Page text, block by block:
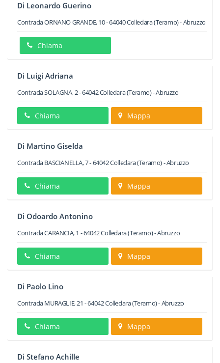
Di Leonardo Guerino
Contrada ORNANO GRANDE, 10-64040Colledara(Teramo) -Abruzzo
Chiama
Di Luigi Adriana
Contrada SOLAGNA, 2-64042Colledara(Teramo) -Abruzzo
Chiama Mappa
Di Martino Giselda
Contrada BASCIANELLA, 7-64042Colledara(Teramo) -Abruzzo
Chiama Mappa
Di Odoardo Antonino
Contrada CARANCIA, 1 -64042Colledara(Teramo) -Abruzzo
Chiama Mappa
Di Paolo Lino
Contrada MURAGLIE, 21 -64042Colledara(Teramo) -Abruzzo
Chiama Mappa
Di Stefano Achille